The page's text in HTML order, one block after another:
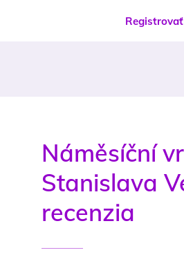
Registrovať
Náměsíční
Stanislava
recenzia